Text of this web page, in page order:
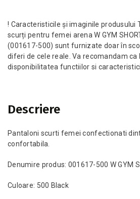
! Caracteristicile și imaginile produsului
scurți pentru femei arena W GYM
(001617-500) sunt furnizate doar în
diferi de cele reale. Va recomandam
disponibilitatea functiilor si
Descriere
Pantaloni scurti femei confectionati
confortabila.
Denumire produs: 001617-500 W GYM
Culoare: 500 Black